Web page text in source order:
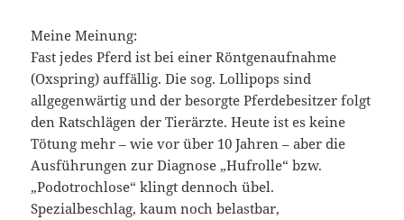
Meine Meinung:
Fast jedes Pferd ist bei einer Röntgenaufnahme
(Oxspring) auffällig. Die sog. Lollipops sind
allgegenwärtig und der besorgte Pferdebesitzer folgt
den Ratschlägen der Tierärzte. Heute ist es keine
Tötung mehr – wie vor über 10 Jahren – aber die
Ausführungen zur Diagnose „Hufrolle“ bzw.
„Podotrochlose“ klingt dennoch übel.
Spezialbeschlag, kaum noch belastbar,